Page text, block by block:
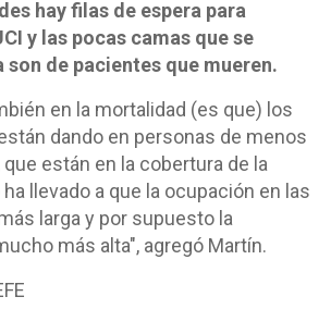
hay filas de espera para
y las pocas camas que se
son de pacientes que mueren.
en la mortalidad (es que) los
dando en personas de menos
que están en la cobertura de la
llevado a que la ocupación en las
larga y por supuesto la
más alta", agregó Martín.